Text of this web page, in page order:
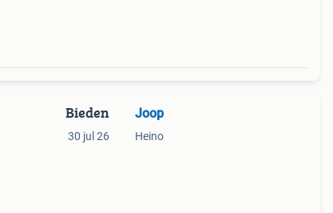
Bieden
30 jul 26
Joop
Heino